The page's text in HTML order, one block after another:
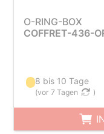
O-RING-BOX
COFFRET-436-
8 bis 10 Tage
(vor 7 Tagen )